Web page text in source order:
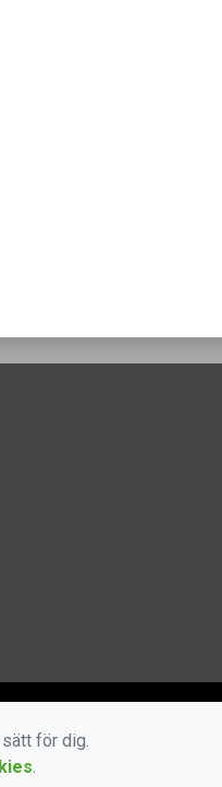
för dig.
.